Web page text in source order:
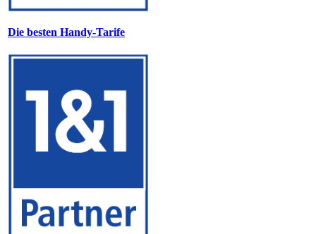
Die besten Handy-Tarife